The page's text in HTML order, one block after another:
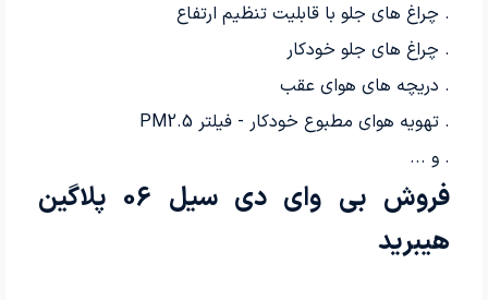
. چراغ های جلو با قابلیت تنظیم ارتفاع
. چراغ های جلو خودکار
. دریچه هاى هواى عقب
. تهویه هوای مطبوع خودکار - فيلتر PM2.5
. و ...
فروش بی وای دی سیل 06 پلاگین
هیبرید